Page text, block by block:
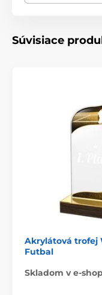
Súvisiace
Akrylátová trofej
Futbal
Skladom v e-